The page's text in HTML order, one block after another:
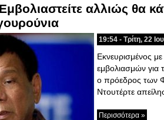
αλλιώς θα
19:54 - Τρίτη, 22
Εκνευρισμένος
εμβολιασμών για
ο πρόεδρος των
Ντουτέρτε
Περισσότερα »